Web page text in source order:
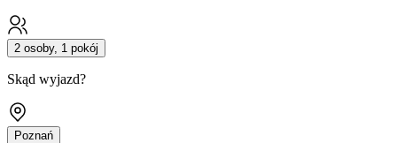
2 osoby, 1 pokój
Skąd wyjazd?
Poznań